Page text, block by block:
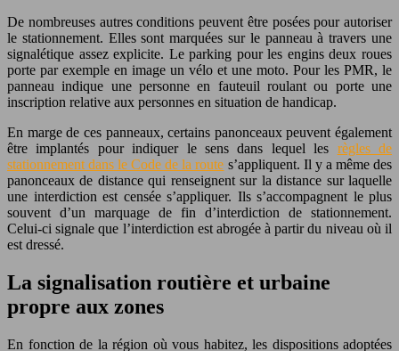
De nombreuses autres conditions peuvent être posées pour autoriser
le stationnement. Elles sont marquées sur le panneau à travers une
signalétique assez explicite. Le parking pour les engins deux roues
porte par exemple en image un vélo et une moto. Pour les PMR, le
panneau indique une personne en fauteuil roulant ou porte une
inscription relative aux personnes en situation de handicap.
En marge de ces panneaux, certains panonceaux peuvent également
être implantés pour indiquer le sens dans lequel les règles de
stationnement dans le Code de la route s’appliquent. Il y a même des
panonceaux de distance qui renseignent sur la distance sur laquelle
une interdiction est censée s’appliquer. Ils s’accompagnent le plus
souvent d’un marquage de fin d’interdiction de stationnement.
Celui-ci signale que l’interdiction est abrogée à partir du niveau où il
est dressé.
La signalisation routière et urbaine
propre aux zones
En fonction de la région où vous habitez, les dispositions adoptées